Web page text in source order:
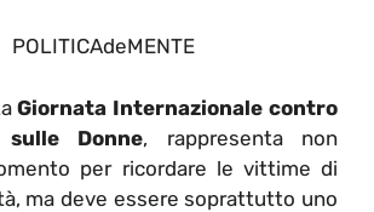
POLITICAdeMENTE
Giornata Internazionale contro
Donne, rappresenta non
per ricordare le vittime di
ma deve essere soprattutto uno